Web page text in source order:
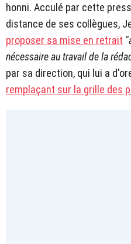
honni. Acculé par cette
distance de ses collègues,
proposer sa mise en retrait
nécessaire au travail de la
par sa direction, qui lui a
remplaçant sur la grille des